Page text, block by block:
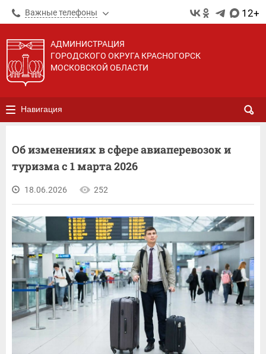
Важные телефоны 12+
АДМИНИСТРАЦИЯ
ГОРОДСКОГО ОКРУГА КРАСНОГОРСК
МОСКОВСКОЙ ОБЛАСТИ
Навигация
Об изменениях в сфере авиаперевозок и
туризма с 1 марта 2026
18.06.2026 252